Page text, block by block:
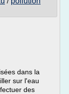
dans la
sur l'eau
des